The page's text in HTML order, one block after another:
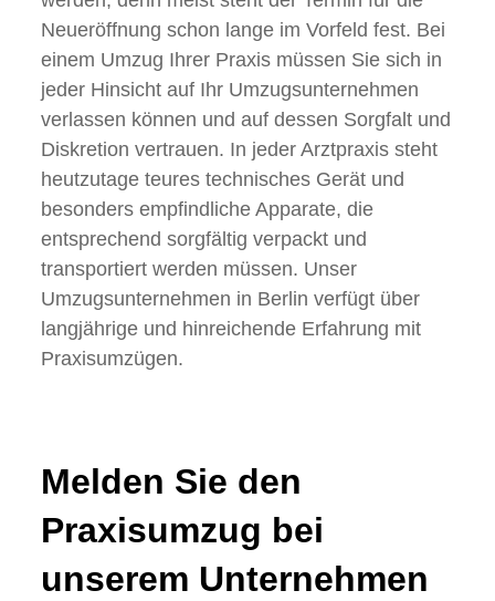
Neueröffnung schon lange im Vorfeld fest. Bei
einem Umzug Ihrer Praxis müssen Sie sich in
jeder Hinsicht auf Ihr Umzugsunternehmen
verlassen können und auf dessen Sorgfalt und
Diskretion vertrauen. In jeder Arztpraxis steht
heutzutage teures technisches Gerät und
besonders empfindliche Apparate, die
entsprechend sorgfältig verpackt und
transportiert werden müssen. Unser
Umzugsunternehmen in Berlin verfügt über
langjährige und hinreichende Erfahrung mit
Praxisumzügen.
Melden Sie den
Praxisumzug bei
unserem Unternehmen